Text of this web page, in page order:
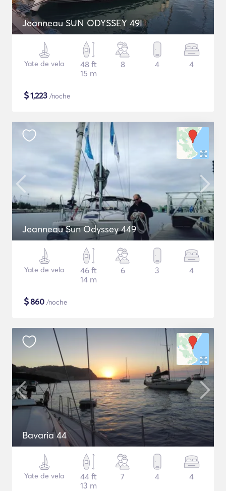
Jeanneau SUN ODYSSEY 49I
Yate de vela
48 ft
15 m
8 4 4
$1,223 /noche
Jeanneau Sun Odyssey 449
Yate de vela
46 ft
14 m
6 3 4
$860 /noche
Bavaria 44
Yate de vela
44 ft
13 m
7 4 4